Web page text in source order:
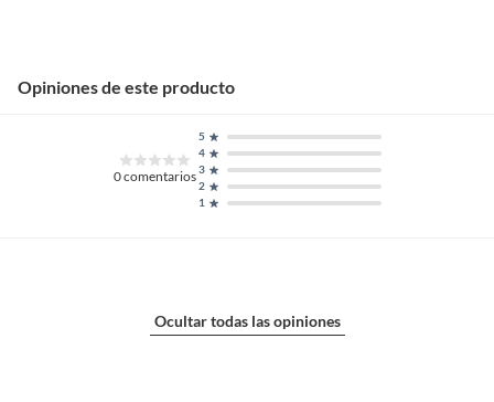
Opiniones de este producto
0comentarios
1
2
3
4
5
Ocultar todas las opiniones